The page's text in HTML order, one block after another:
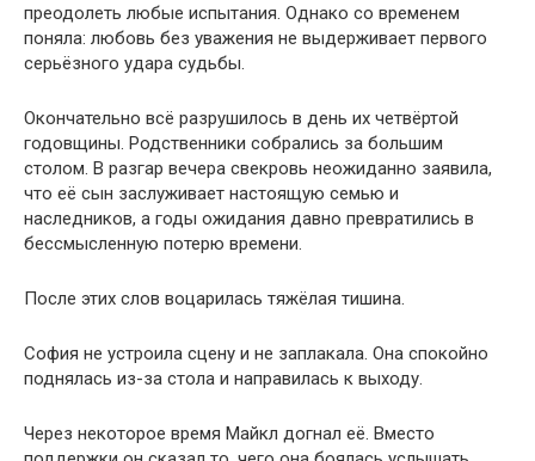
преодолеть любые испытания. Однако со временем
поняла: любовь без уважения не выдерживает первого
серьёзного удара судьбы.
Окончательно всё разрушилось в день их четвёртой
годовщины. Родственники собрались за большим
столом. В разгар вечера свекровь неожиданно заявила,
что её сын заслуживает настоящую семью и
наследников, а годы ожидания давно превратились в
бессмысленную потерю времени.
После этих слов воцарилась тяжёлая тишина.
София не устроила сцену и не заплакала. Она спокойно
поднялась из-за стола и направилась к выходу.
Через некоторое время Майкл догнал её. Вместо